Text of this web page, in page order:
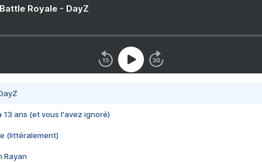
Royale - DayZ
13 ans (et vous l'avez ignoré)
(littéralement)
Rayan